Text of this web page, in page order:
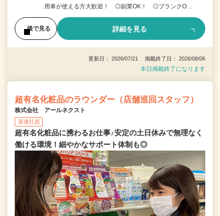
用車が使える方大歓迎！ ◎副業OK！ ◎ブランクO…
後で見る 詳細を見る
更新日： 2026/07/21 掲載終了日： 2026/08/06
本日掲載終了になります
超有名化粧品のラウンダー（店舗巡回スタッフ）
株式会社 アールネクスト
派遣社員
超有名化粧品に携わるお仕事♪安定の土日休みで無理なく
働ける環境！細やかなサポート体制も◎